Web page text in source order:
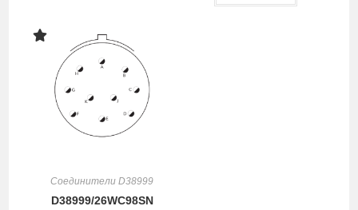
Соединители D38999
D38999/26WC98SN